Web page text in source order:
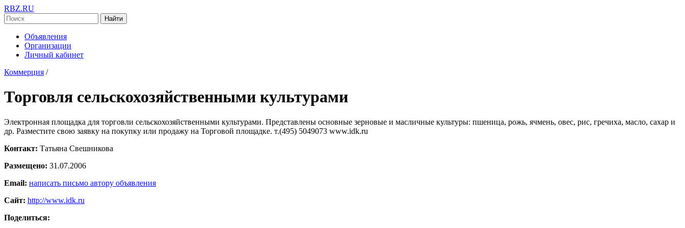
RBZ.RU
Найти
Объявления
Организации
Личный кабинет
Коммерция /
Торговля сельскохозяйственными культурами
Электронная площадка для торговли сельскохозяйственными культурами. Представлены основные зерновые и масличные культуры: пшеница, рожь, ячмень, овес, рис, гречиха, масло, сахар и
др. Разместите свою заявку на покупку или продажу на Торговой площадке. т.(495) 5049073 www.idk.ru
Контакт: Татьяна Свешникова
Размещено: 31.07.2006
Email: написать письмо автору объявления
Сайт: http://www.idk.ru
Поделиться: